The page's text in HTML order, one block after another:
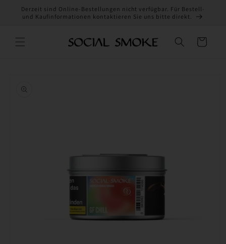
zum
Inhalt
Derzeit sind Online-Bestellungen nicht verfügbar. Für Bestell-
und Kaufinformationen kontaktieren Sie uns bitte direkt.
Warenkorb